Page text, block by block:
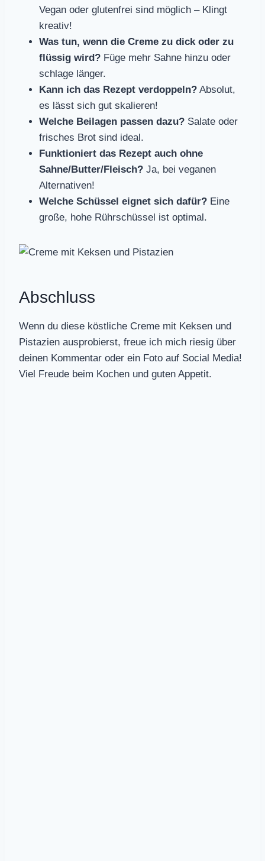
Vegan oder glutenfrei sind möglich – Klingt
kreativ!
Was tun, wenn die Creme zu dick oder zu
flüssig wird? Füge mehr Sahne hinzu oder
schlage länger.
Kann ich das Rezept verdoppeln? Absolut,
es lässt sich gut skalieren!
Welche Beilagen passen dazu? Salate oder
frisches Brot sind ideal.
Funktioniert das Rezept auch ohne
Sahne/Butter/Fleisch? Ja, bei veganen
Alternativen!
Welche Schüssel eignet sich dafür? Eine
große, hohe Rührschüssel ist optimal.
Abschluss
Wenn du diese köstliche Creme mit Keksen und
Pistazien ausprobierst, freue ich mich riesig über
deinen Kommentar oder ein Foto auf Social Media!
Viel Freude beim Kochen und guten Appetit.